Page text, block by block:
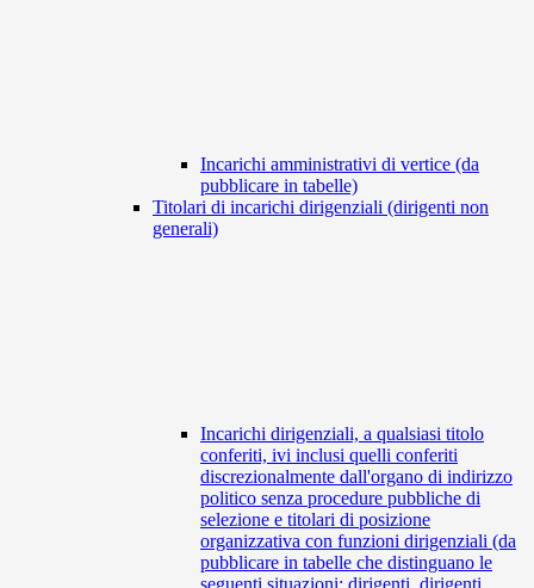
Incarichi amministrativi di vertice (da
pubblicare in tabelle)
Titolari di incarichi dirigenziali (dirigenti non
generali)
Incarichi dirigenziali, a qualsiasi titolo
conferiti, ivi inclusi quelli conferiti
discrezionalmente dall'organo di indirizzo
politico senza procedure pubbliche di
selezione e titolari di posizione
organizzativa con funzioni dirigenziali (da
pubblicare in tabelle che distinguano le